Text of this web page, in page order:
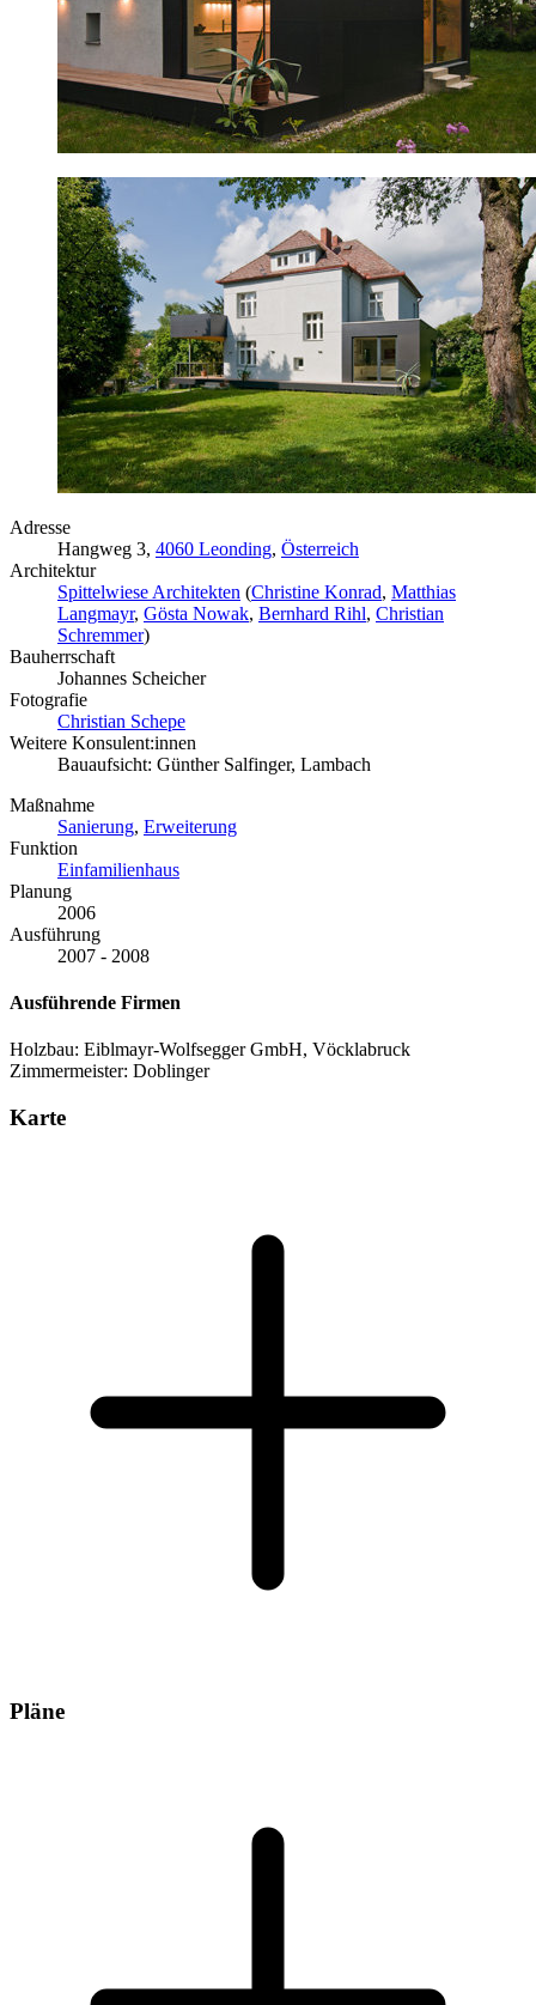
Adresse
Hangweg 3, 4060 Leonding, Österreich
Architektur
Spittelwiese Architekten (Christine Konrad, Matthias
Langmayr, Gösta Nowak, Bernhard Rihl, Christian
Schremmer)
Bauherrschaft
Johannes Scheicher
Fotografie
Christian Schepe
Weitere Konsulent:innen
Bauaufsicht: Günther Salfinger, Lambach
Maßnahme
Sanierung, Erweiterung
Funktion
Einfamilienhaus
Planung
2006
Ausführung
2007 - 2008
Ausführende Firmen
Holzbau: Eiblmayr-Wolfsegger GmbH, Vöcklabruck
Zimmermeister: Doblinger
Karte
Pläne